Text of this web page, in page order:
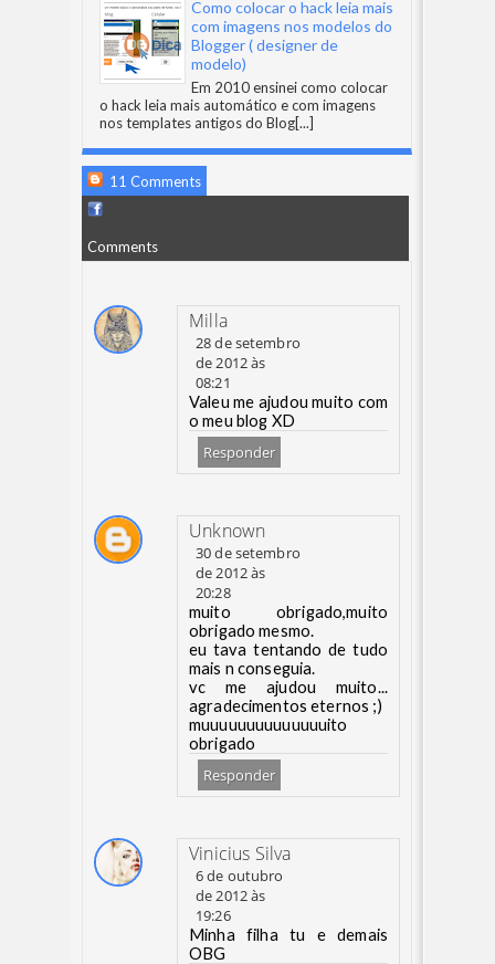
Como colocar o hack leia mais
com imagens nos modelos do
Blogger ( designer de
modelo)
Em 2010 ensinei como colocar
o hack leia mais automático e com imagens
nos templates antigos do Blog[...]
11 Comments
Comments
Milla
28 de setembro
de 2012 às
08:21
Valeu me ajudou muito com
o meu blog XD
Responder
Unknown
30 de setembro
de 2012 às
20:28
muito obrigado,muito
obrigado mesmo.
eu tava tentando de tudo
mais n conseguia.
vc me ajudou muito...
agradecimentos eternos ;)
muuuuuuuuuuuuuuito
obrigado
Responder
Vinicius Silva
6 de outubro
de 2012 às
19:26
Minha filha tu e demais
OBG